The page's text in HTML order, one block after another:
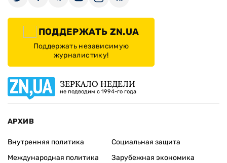
ПОДДЕРЖАТЬ ZN.UA
Поддержать независимую
журналистику!
ЗЕРКАЛО НЕДЕЛИ
не подводим с 1994-го года
АРХИВ
Внутренняя политика
Международная политика
Социальная защита
Зарубежная экономика